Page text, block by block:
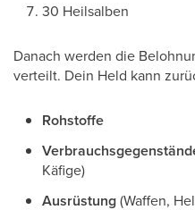
30 Heilsalben
Danach werden die
verteilt. Dein Held kann
Rohstoffe
Käfige)
Ausrüstung(Waffen,